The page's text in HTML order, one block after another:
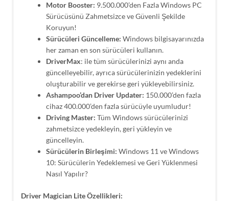
Motor Booster: 9.500.000’den Fazla Windows PC
Sürücüsünü Zahmetsizce ve Güvenli Şekilde
Koruyun!
Sürücüleri Güncelleme: Windows bilgisayarınızda
her zaman en son sürücüleri kullanın.
DriverMax: ile tüm sürücülerinizi aynı anda
güncelleyebilir, ayrıca sürücülerinizin yedeklerini
oluşturabilir ve gerekirse geri yükleyebilirsiniz.
Ashampoo’dan Driver Updater: 150.000’den fazla
cihaz 400.000’den fazla sürücüyle uyumludur!
Driving Master: Tüm Windows sürücülerinizi
zahmetsizce yedekleyin, geri yükleyin ve
güncelleyin.
Sürücülerin Birleşimi: Windows 11 ve Windows
10: Sürücülerin Yedeklemesi ve Geri Yüklenmesi
Nasıl Yapılır?
Driver Magician Lite Özellikleri: